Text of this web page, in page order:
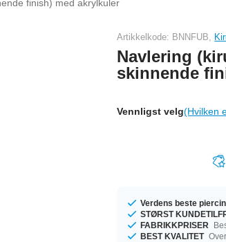
finish) med akrylkuler
Artikkelkode: BNNFUB,
Navlering
skinnende
Vennligst velg(Hvilken
Verdens beste
STØRST
FABRIKKPRISER
BEST KVALITET